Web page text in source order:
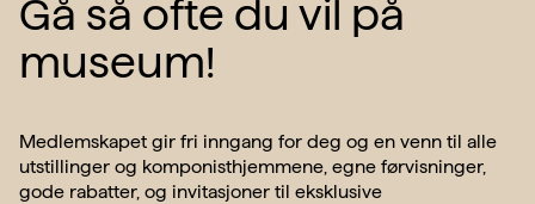
Gå så ofte du vil på
museum!
Medlemskapet gir fri inngang for deg og en venn til alle
utstillinger og komponisthjemmene, egne førvisninger,
gode rabatter, og invitasjoner til eksklusive